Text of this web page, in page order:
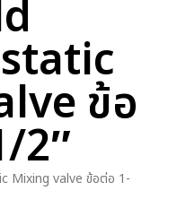
ข้อ
2″
Mixing valve ข้อต่อ 1-